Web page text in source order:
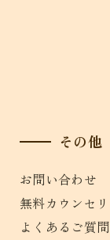
その他
お問い合わせ
無料カウンセ
よくあるご質問